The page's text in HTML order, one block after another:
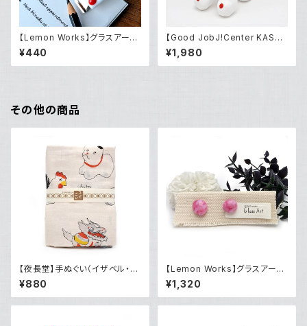
【Lemon Works】グラスアー
ト クリップ（小）
¥440
【Good JobJ!Center KASHI
BA】2025年干支飾り「午」（張り
子）
¥1,980
その他の商品
【夜長堂】手ぬぐい（イザベル・ボ
ワノ～十二支～）
¥880
【Lemon Works】グラスアー
ト ピアス（LWGABP-10）
¥1,320